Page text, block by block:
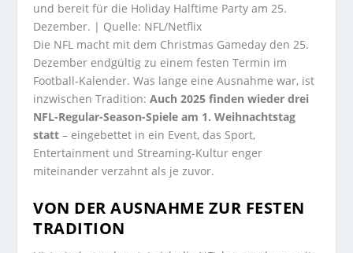
und bereit für die Holiday Halftime Party am 25.
Dezember. | Quelle: NFL/Netflix
Die NFL macht mit dem Christmas Gameday den 25.
Dezember endgültig zu einem festen Termin im
Football-Kalender. Was lange eine Ausnahme war, ist
inzwischen Tradition:Auch 2025 finden wieder drei
NFL-Regular-Season-Spiele am 1. Weihnachtstag
statt – eingebettet in ein Event, das Sport,
Entertainment und Streaming-Kultur enger
miteinander verzahnt als je zuvor.
VON DER AUSNAHME ZUR FESTEN
TRADITION